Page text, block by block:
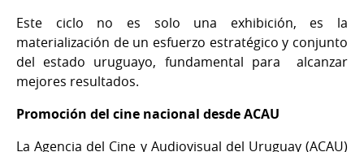
Este ciclo no es solo una exhibición, es la
materialización de un esfuerzo estratégico y conjunto
del estado uruguayo, fundamental para alcanzar
mejores resultados.
Promoción del cine nacional desde ACAU
La Agencia del Cine y Audiovisual del Uruguay (ACAU)